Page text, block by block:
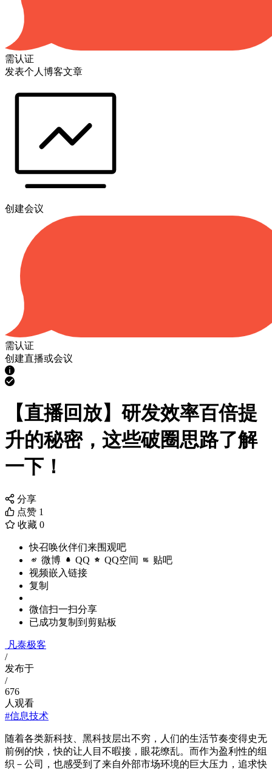
需认证
发表个人博客文章
创建会议
需认证
创建直播或会议
【直播回放】研发效率百倍提
升的秘密，这些破圈思路了解
一下！
分享
点赞 1
收藏 0
快召唤伙伴们来围观吧
微博 QQ QQ空间 贴吧
视频嵌入链接
复制
微信扫一扫分享
已成功复制到剪贴板
凡泰极客
/
发布于
/
676
人观看
#信息技术
随着各类新科技、黑科技层出不穷，人们的生活节奏变得史无
前例的快，快的让人目不暇接，眼花缭乱。而作为盈利性的组
织－公司，也感受到了来自外部市场环境的巨大压力，追求快